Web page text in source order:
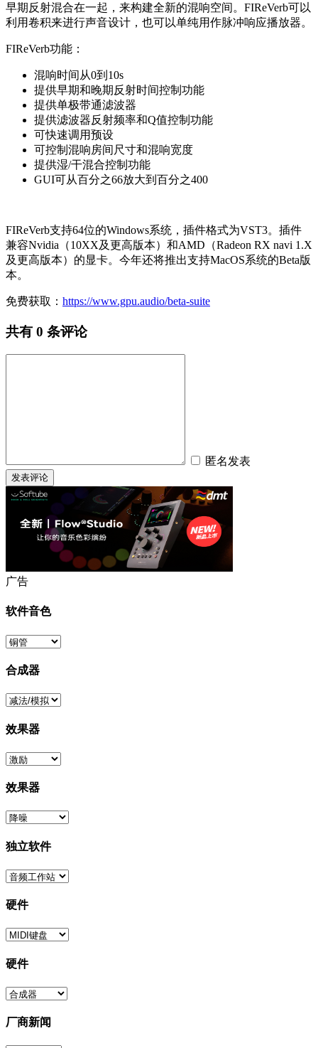
早期反射混合在一起，来构建全新的混响空间。FIReVerb可以
利用卷积来进行声音设计，也可以单纯用作脉冲响应播放器。
FIReVerb功能：
混响时间从0到10s
提供早期和晚期反射时间控制功能
提供单极带通滤波器
提供滤波器反射频率和Q值控制功能
可快速调用预设
可控制混响房间尺寸和混响宽度
提供湿/干混合控制功能
GUI可从百分之66放大到百分之400
FIReVerb支持64位的Windows系统，插件格式为VST3。插件
兼容Nvidia（10XX及更高版本）和AMD（Radeon RX navi 1.X
及更高版本）的显卡。今年还将推出支持MacOS系统的Beta版
本。
免费获取： https://www.gpu.audio/beta-suite
共有 0 条评论
匿名发表
广告
软件音色
合成器
效果器
效果器
独立软件
硬件
硬件
厂商新闻